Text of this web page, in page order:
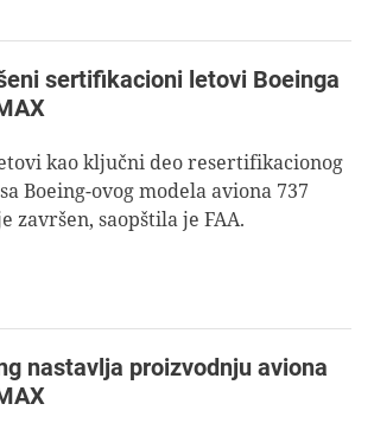
sertifikacioni letovi Boeinga
kao ključni deo resertifikacionog
Boeing-ovog modela aviona 737
završen, saopštila je FAA.
nastavlja proizvodnju aviona